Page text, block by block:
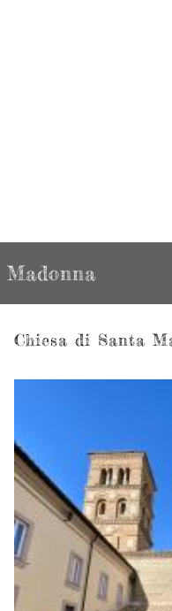
Madonna
Chiesa di Santa